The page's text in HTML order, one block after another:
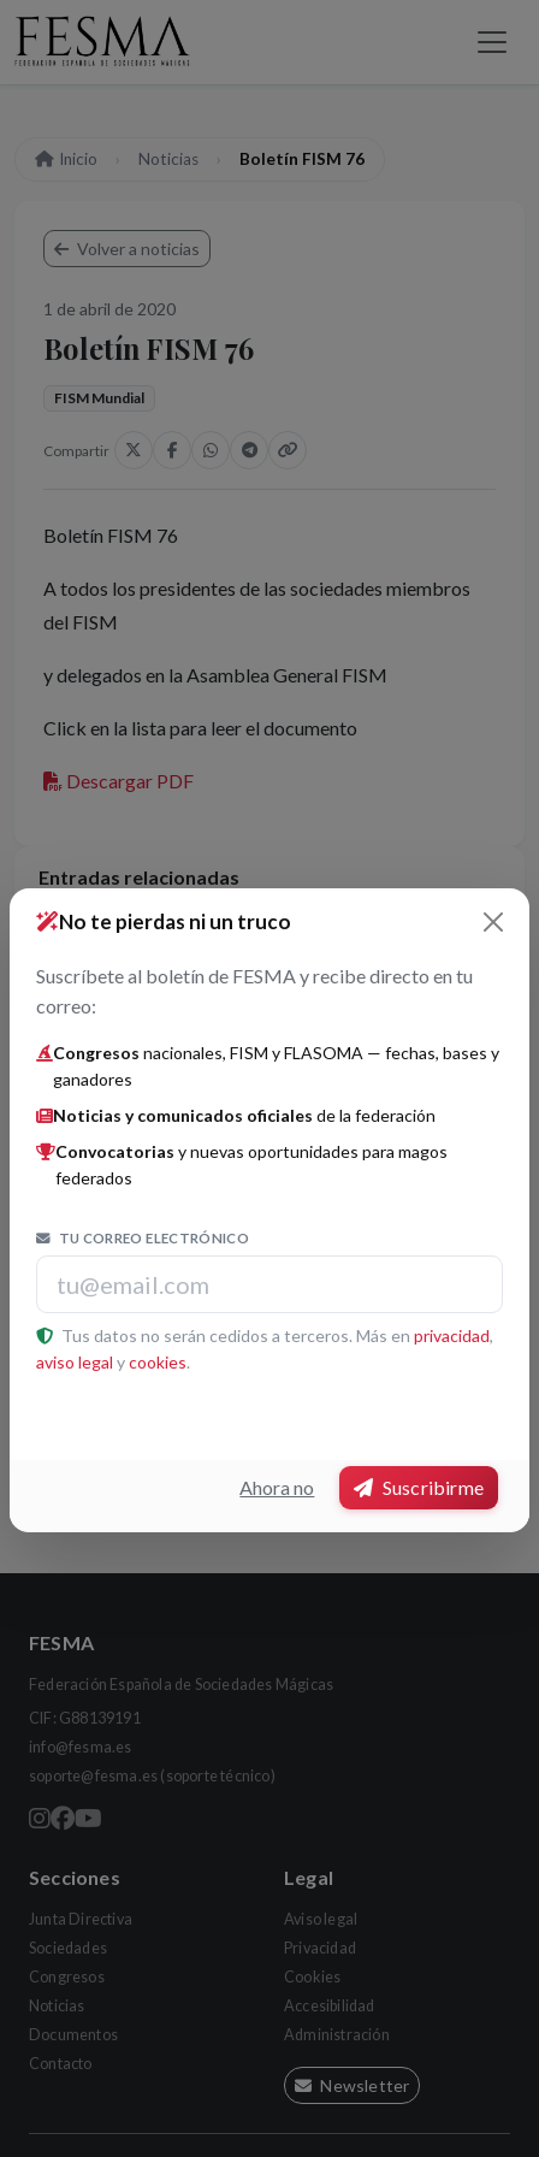
Inicio Noticias Boletín FISM 76
Volver a noticias
1 de abril de 2020
Boletín FISM 76
FISM Mundial
Compartir
Boletín FISM 76
A todos los presidentes de las sociedades miembros
del FISM
y delegados en la Asamblea General FISM
Click en la lista para leer el documento
Descargar PDF
Entradas relacionadas
Aprobado nuevo reglamento de asignación de avales FISM
27/05/2026
01/05/2025
01/04/2025
Boletín FISM 163
No te pierdas ni un truco
Suscríbete al boletín de FESMA y recibe directo en tu
correo:
Congresos nacionales, FISM y FLASOMA — fechas, bases y
ganadores
Noticias y comunicados oficiales de la federación
Convocatorias y nuevas oportunidades para magos
federados
TU CORREO ELECTRÓNICO
Tus datos no serán cedidos a terceros. Más en privacidad,
aviso legal ycookies.
Ahora no Suscribirme
FESMA
Federación Española de Sociedades Mágicas
CIF: G88139191
info@fesma.es
soporte@fesma.es (soporte técnico)
Secciones
Junta Directiva
Sociedades
Congresos
Noticias
Documentos
Contacto
Legal
Aviso legal
Privacidad
Cookies
Accesibilidad
Administración
Newsletter